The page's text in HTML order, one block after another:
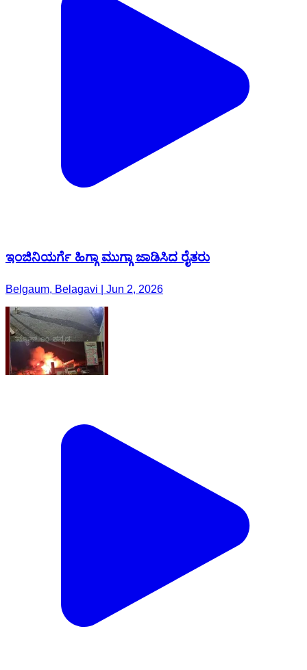
ಇಂಜಿನಿಯರ್ಗೆ ಹಿಗ್ಗಾ ಮುಗ್ಗಾ ಜಾಡಿಸಿದ ರೈತರು
Belgaum, Belagavi | Jun 2, 2026